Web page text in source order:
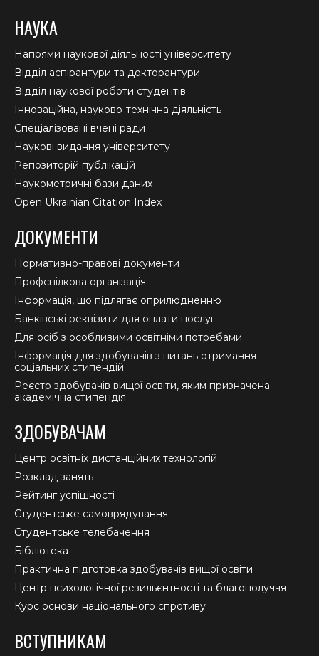
НАУКА
Напрями наукової діяльності університету
Відділ аспірантури та докторантури
Відділ наукової роботи студентів
Інноваційна, науково-технічна діяльність
Спеціалізовані вчені ради
Наукові видання університету
Репозиторій публікацій
Наукометричні бази даних
Open Ukrainian Citation Index
ДОКУМЕНТИ
Нормативно-правові документи
Профспілкова організація
Інформація, що підлягає оприлюдненню
Банківські реквізити для оплати послуг
Для осіб з особливими освітніми потребами
Інформація для здобувачів з питань отримання
соціальних стипендій
Реєстр здобувачів вищої освіти, яким призначена
академічна стипендія
ЗДОБУВАЧАМ
Центр освітніх дистанційних технологій
Розклад занять
Рейтинг успішності
Студентське самоврядування
Студентське телебачення
Бібліотека
Практична підготовка здобувачів вищої освіти
Центр психологічної резильєнтності та благополуччя
Курс основи національного спротиву
ВСТУПНИКАМ